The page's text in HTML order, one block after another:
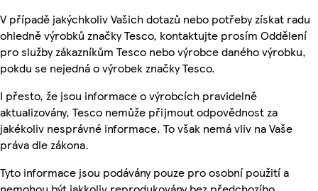
V případě jakýchkoliv Vašich dotazů nebo potřeby získat radu
ohledně výrobků značky Tesco, kontaktujte prosím Oddělení
pro služby zákazníkům Tesco nebo výrobce daného výrobku,
pokdu se nejedná o výrobek značky Tesco.
I přesto, že jsou informace o výrobcích pravidelně
aktualizovány, Tesco nemůže přijmout odpovědnost za
jakékoliv nesprávné informace. To však nemá vliv na Vaše
práva dle zákona.
Tyto informace jsou podávány pouze pro osobní použití a